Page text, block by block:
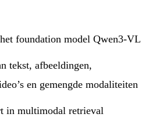
foundation model Qwen3-VL
tekst, afbeeldingen,
en gemengde modaliteiten
in multimodal retrieval